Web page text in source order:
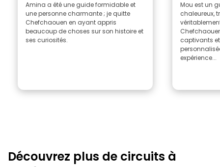
Amina a été une guide formidable et
une personne charmante ; je quitte
Chefchaouen en ayant appris
beaucoup de choses sur son histoire et
ses curiosités.
Mou est un
chaleureux,
captivants
expérience...
Découvrez plus de circuits à